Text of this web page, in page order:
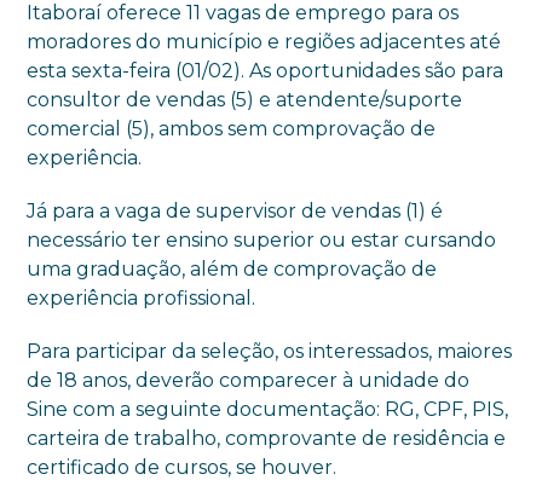
Itaboraí oferece 11 vagas de emprego para os
moradores do município e regiões adjacentes até
esta sexta-feira (01/02). As oportunidades são para
consultor de vendas (5) e atendente/suporte
comercial (5), ambos sem comprovação de
experiência.
Já para a vaga de supervisor de vendas (1) é
necessário ter ensino superior ou estar cursando
uma graduação, além de comprovação de
experiência profissional.
Para participar da seleção, os interessados, maiores
de 18 anos, deverão comparecer à unidade do
Sine com a seguinte documentação: RG, CPF, PIS,
carteira de trabalho, comprovante de residência e
certificado de cursos, se houver.